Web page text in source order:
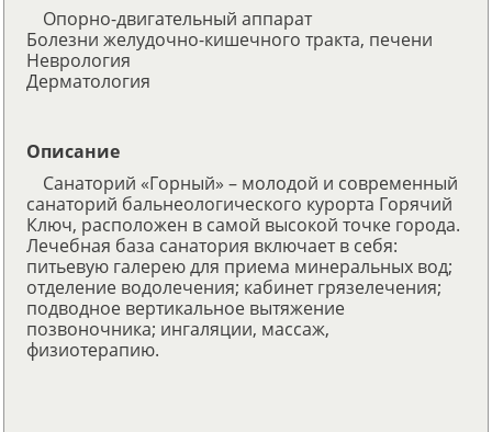
Опорно-двигательный аппарат
Болезни желудочно-кишечного тракта, печени
Неврология
Дерматология
Описание
Санаторий «Горный» – молодой и современный
санаторий бальнеологического курорта Горячий
Ключ, расположен в самой высокой точке города.
Лечебная база санатория включает в себя:
питьевую галерею для приема минеральных вод;
отделение водолечения; кабинет грязелечения;
подводное вертикальное вытяжение
позвоночника; ингаляции, массаж,
физиотерапию.